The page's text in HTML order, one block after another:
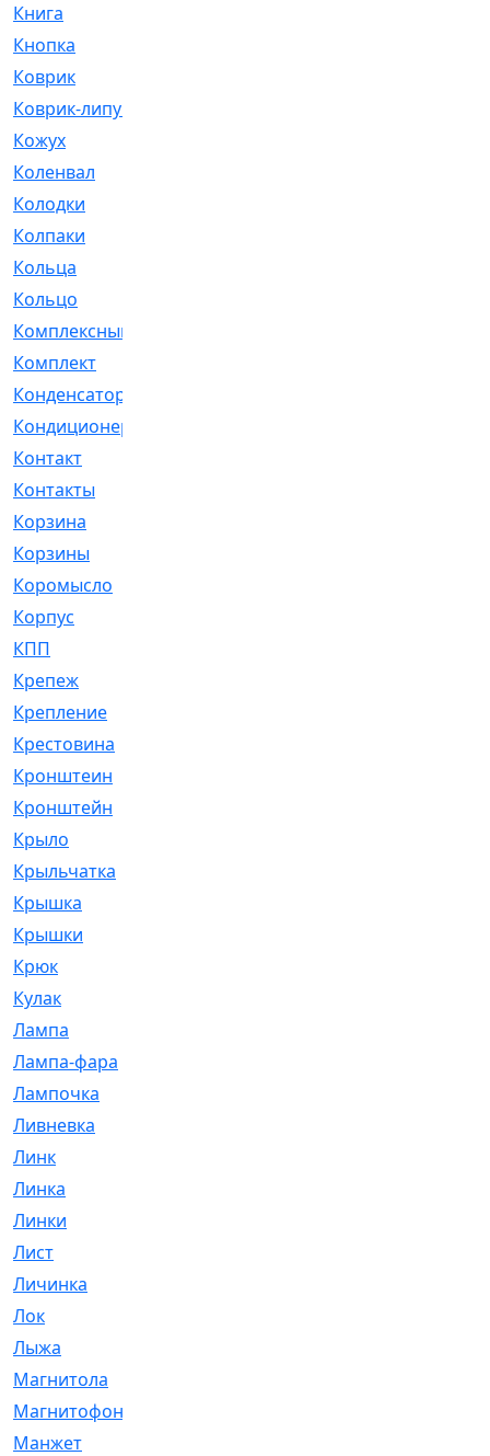
Книга
Кнопка
Коврик
Коврик-липучка
Кожух
Коленвал
Колодки
Колпаки
Кольца
Кольцо
Комплексный
Комплект
Конденсатор
Кондиционер
Контакт
Контакты
Корзина
Корзины
Коромысло
Корпус
КПП
Крепеж
Крепление
Крестовина
Кронштеин
Кронштейн
Крыло
Крыльчатка
Крышка
Крышки
Крюк
Кулак
Лампа
Лампа-фара
Лампочка
Ливневка
Линк
Линка
Линки
Лист
Личинка
Лок
Лыжа
Магнитола
Магнитофон
Манжет